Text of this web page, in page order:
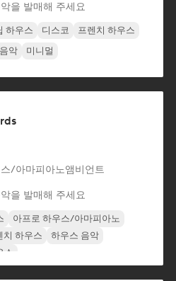
을 발매해 주세요
하우스 디스코
프렌치 하우스
악 미니멀
/아마피아노앰비언트
을 발매해 주세요
아프로 하우스/아마피아노
치 하우스
하우스 음악
스